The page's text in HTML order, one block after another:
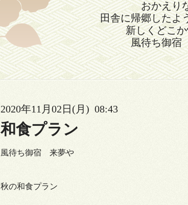
おかえり
田舎に帰郷したよ
新しくどこ
風待ち御
2020年11月02日(月) 08:43
和食プラン
風待ち御宿 来夢や
秋の和食プラン